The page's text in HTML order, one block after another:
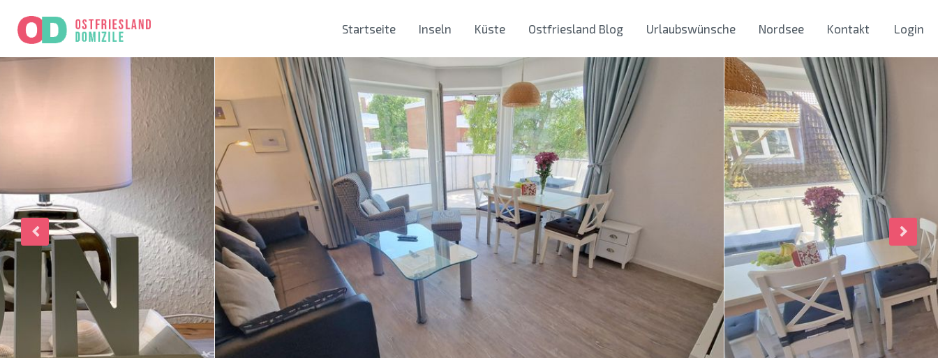
Startseite Inseln Küste Ostfriesland Blog Urlaubswünsche Nordsee Kontakt Login